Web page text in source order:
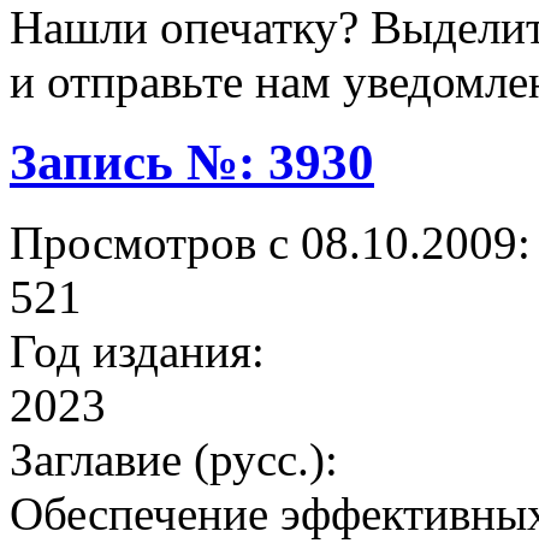
Нашли опечатку?
и отправьте нам
Запись №: 3930
Просмотров с 08.10.2009:
521
Год издания:
2023
Заглавие (русс.):
Обеспечение